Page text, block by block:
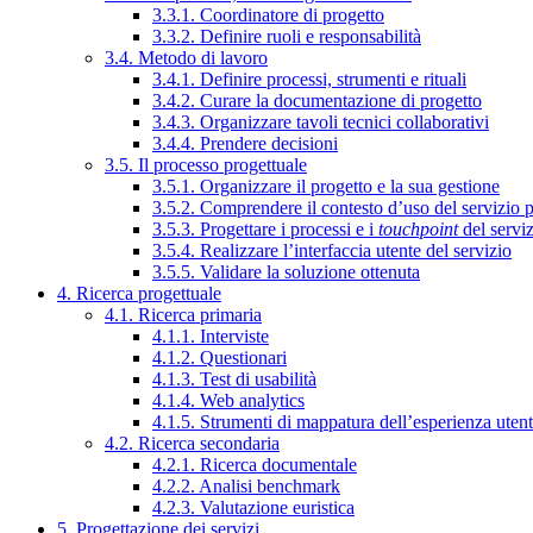
3.3.1. Coordinatore di progetto
3.3.2. Definire ruoli e responsabilità
3.4. Metodo di lavoro
3.4.1. Definire processi, strumenti e rituali
3.4.2. Curare la documentazione di progetto
3.4.3. Organizzare tavoli tecnici collaborativi
3.4.4. Prendere decisioni
3.5. Il processo progettuale
3.5.1. Organizzare il progetto e la sua gestione
3.5.2. Comprendere il contesto d’uso del servizio
3.5.3. Progettare i processi e i touchpointdel
3.5.4. Realizzare l’interfaccia utente del servizio
3.5.5. Validare la soluzione ottenuta
4. Ricerca progettuale
4.1. Ricerca primaria
4.1.1. Interviste
4.1.2. Questionari
4.1.3. Test di usabilità
4.1.4. Web analytics
4.1.5. Strumenti di mappatura dell’esperienza
4.2. Ricerca secondaria
4.2.1. Ricerca documentale
4.2.2. Analisi benchmark
4.2.3. Valutazione euristica
5. Progettazione dei servizi